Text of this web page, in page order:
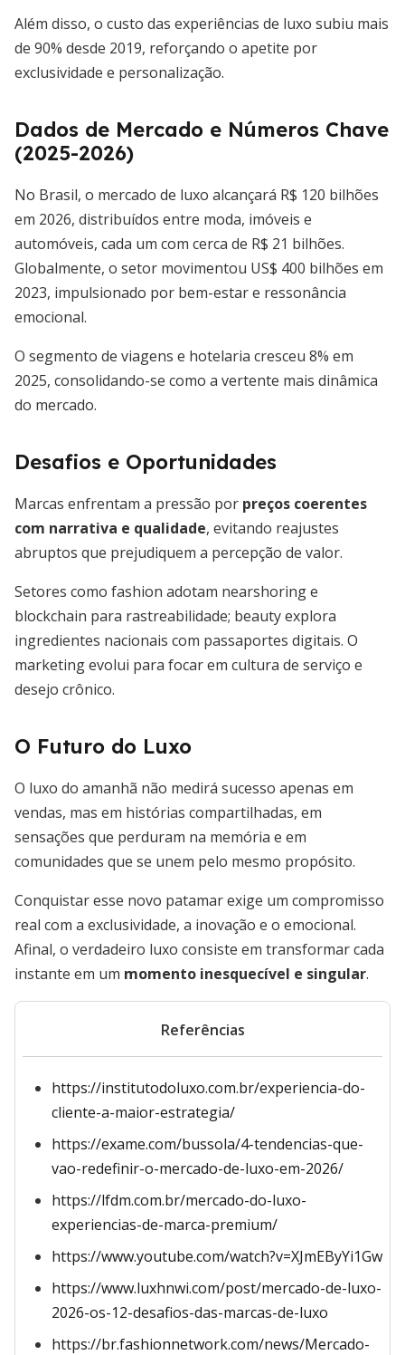
Além disso, o custo das experiências de luxo subiu mais
de 90% desde 2019, reforçando o apetite por
exclusividade e personalização.
Dados de Mercado e Números Chave
(2025-2026)
No Brasil, o mercado de luxo alcançará R$ 120 bilhões
em 2026, distribuídos entre moda, imóveis e
automóveis, cada um com cerca de R$ 21 bilhões.
Globalmente, o setor movimentou US$ 400 bilhões em
2023, impulsionado por bem-estar e ressonância
emocional.
O segmento de viagens e hotelaria cresceu 8% em
2025, consolidando-se como a vertente mais dinâmica
do mercado.
Desafios e Oportunidades
Marcas enfrentam a pressão por preços coerentes
com narrativa e qualidade, evitando reajustes
abruptos que prejudiquem a percepção de valor.
Setores como fashion adotam nearshoring e
blockchain para rastreabilidade; beauty explora
ingredientes nacionais com passaportes digitais. O
marketing evolui para focar em cultura de serviço e
desejo crônico.
O Futuro do Luxo
O luxo do amanhã não medirá sucesso apenas em
vendas, mas em histórias compartilhadas, em
sensações que perduram na memória e em
comunidades que se unem pelo mesmo propósito.
Conquistar esse novo patamar exige um compromisso
real com a exclusividade, a inovação e o emocional.
Afinal, o verdadeiro luxo consiste em transformar cada
instante em um momento inesquecível e singular.
Referências
https://institutodoluxo.com.br/experiencia-do-
cliente-a-maior-estrategia/
https://exame.com/bussola/4-tendencias-que-
vao-redefinir-o-mercado-de-luxo-em-2026/
https://lfdm.com.br/mercado-do-luxo-
experiencias-de-marca-premium/
https://www.youtube.com/watch?v=XJmEByYi1Gw
https://www.luxhnwi.com/post/mercado-de-luxo-
2026-os-12-desafios-das-marcas-de-luxo
https://br.fashionnetwork.com/news/Mercado-